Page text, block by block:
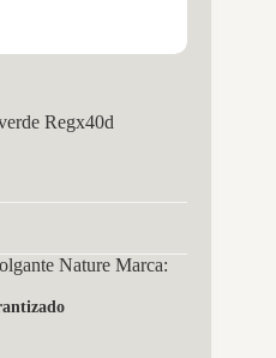
Regx40d
Nature Marca: